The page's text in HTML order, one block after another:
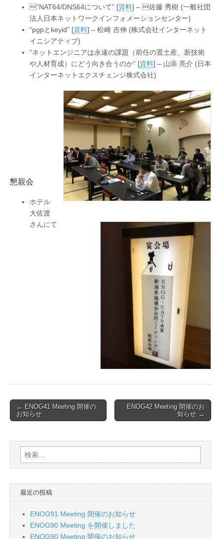
”NAT64/DNS64について” [資料] – 佐藤 秀樹 (一般社団
法人日本ネットワークインフォメーションセンター)
“pgpとkeyid” [資料] – 松崎 吉伸 (株式会社インターネット
イニシアティブ)
“ネットエンジニアは永遠の課題（前任の置土産、新技術
や人材育成）にどう向き合うのか” [資料] – 山添 亮介 (日本
インターネットエクスチェンジ株式会社)
懇親会
ホテル
大佐渡
さんにて
Post
navigation
← ENOG41 Meeting 開催の
お知らせ
ENOG42 Meeting 開催のお
知らせ →
検
索:
最近の投稿
ENOG91 Meeting 開催のお知らせ
ENOG90 Meeting を開催しました
ENOG90 Meeting 開催のお知らせ